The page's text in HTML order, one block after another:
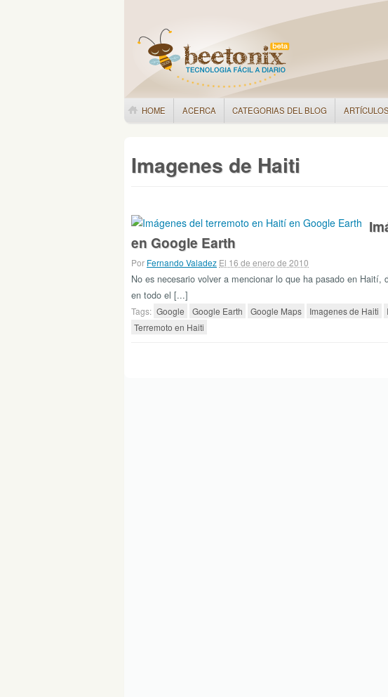
HOME ACERCA CATEGORIAS DEL BLOG
Imagenes de Haiti
en Google Earth
Por Fernando Valadez El 16 de enero de 2010
No es necesario volver a mencionar lo que ha pasado en
en todo el [...]
Tags: Google Google Earth Google Maps Imagenes de Haiti
Terremoto en Haiti